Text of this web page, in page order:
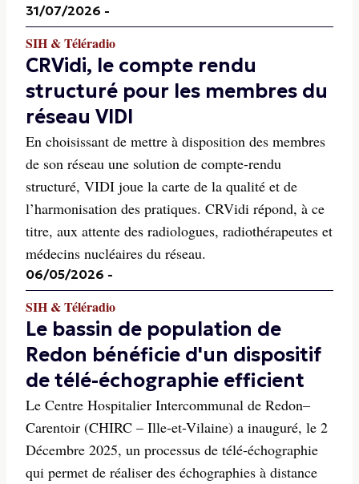
31/07/2026 -
SIH & Téléradio
CRVidi, le compte rendu
structuré pour les membres du
réseau VIDI
En choisissant de mettre à disposition des membres
de son réseau une solution de compte-rendu
structuré, VIDI joue la carte de la qualité et de
l’harmonisation des pratiques. CRVidi répond, à ce
titre, aux attente des radiologues, radiothérapeutes et
médecins nucléaires du réseau.
06/05/2026 -
SIH & Téléradio
Le bassin de population de
Redon bénéficie d'un dispositif
de télé-échographie efficient
Le Centre Hospitalier Intercommunal de Redon–
Carentoir (CHIRC – Ille-et-Vilaine) a inauguré, le 2
Décembre 2025, un processus de télé-échographie
qui permet de réaliser des échographies à distance